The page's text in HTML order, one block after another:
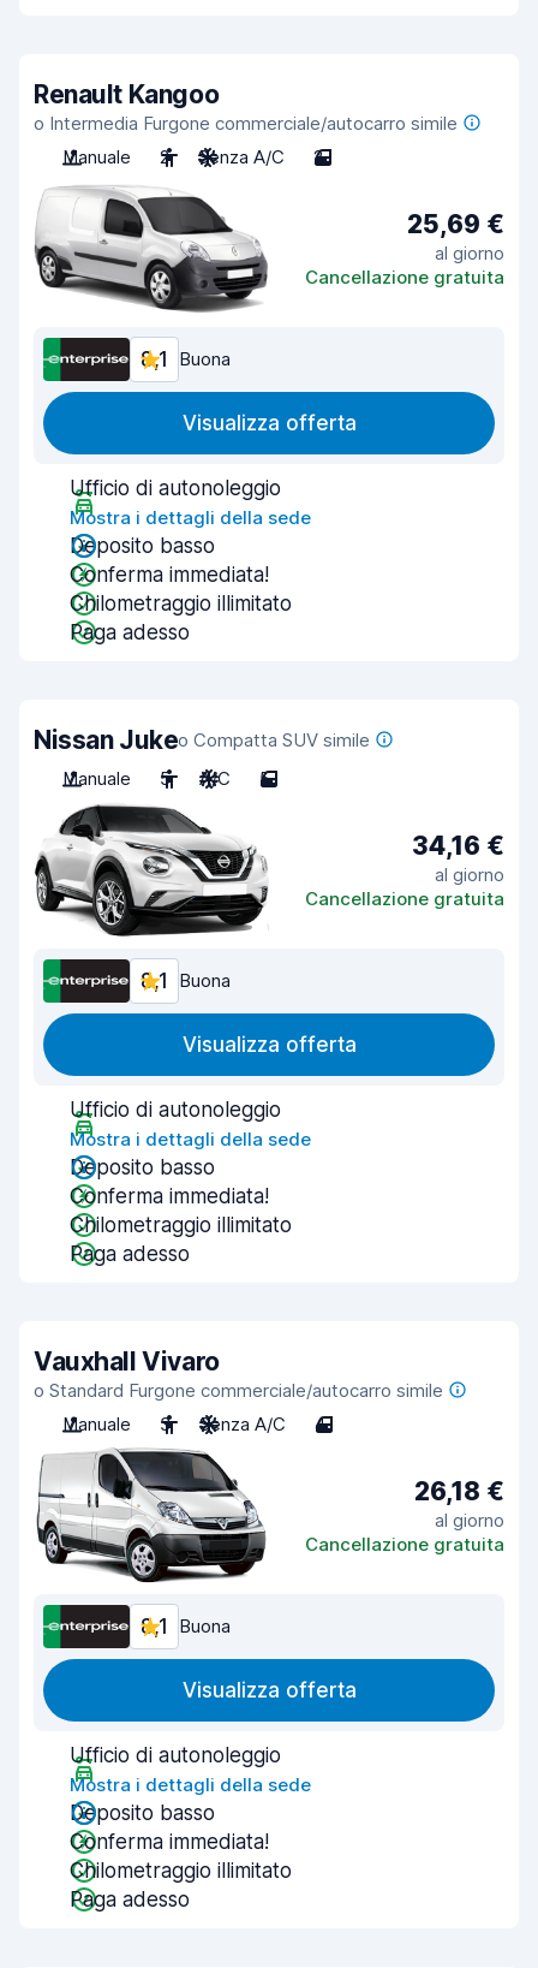
Renault Kangoo
o Intermedia Furgone commerciale/autocarro simile
Manuale
2 Senza A/C 2
25,69 €
al giorno
Cancellazione gratuita
8,1 Buona
Visualizza offerta
Ufficio di autonoleggio
Mostra i dettagli della sede
Deposito basso
Conferma immediata!
Chilometraggio illimitato
Paga adesso
Nissan Jukeo Compatta SUV simile
Manuale
5 A/C 5
34,16 €
al giorno
Cancellazione gratuita
8,1 Buona
Visualizza offerta
Ufficio di autonoleggio
Mostra i dettagli della sede
Deposito basso
Conferma immediata!
Chilometraggio illimitato
Paga adesso
Vauxhall Vivaro
o Standard Furgone commerciale/autocarro simile
Manuale
3 Senza A/C 4
26,18 €
al giorno
Cancellazione gratuita
8,1 Buona
Visualizza offerta
Ufficio di autonoleggio
Mostra i dettagli della sede
Deposito basso
Conferma immediata!
Chilometraggio illimitato
Paga adesso